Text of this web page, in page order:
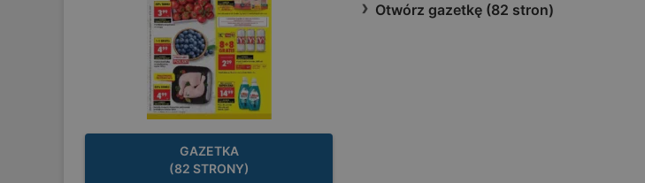
GAZETKA
(82 STRONY)
Otwórz gazetkę (82 stron)